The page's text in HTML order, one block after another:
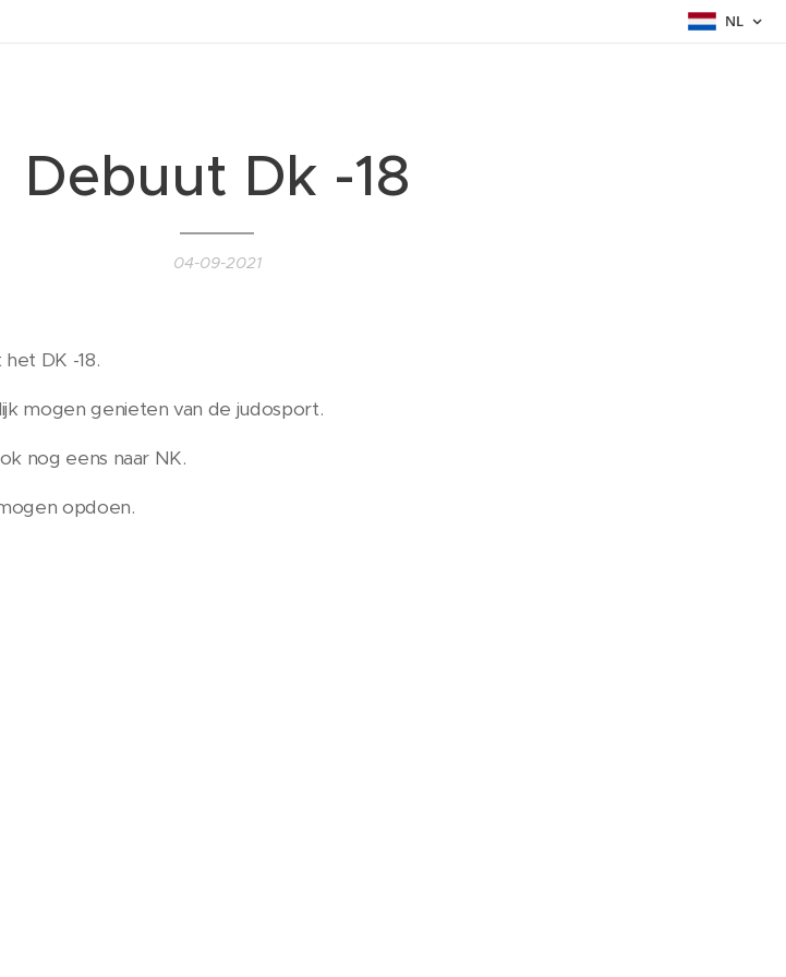
NL
Debuut Dk -18
04-09-2021
DK -18.
mogen genieten van de judosport.
nog eens naar NK.
opdoen.